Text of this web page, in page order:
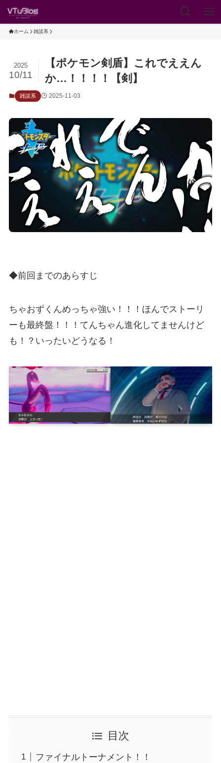
ホーム 雑談系
【ポケモン剣盾】これでええん
か…！！！！【剣】
2025
10/11
雑談系 2025-11-03
◆前回までのあらすじ
ちゃおずくんめっちゃ強い！！！ほんでストーリ
ーも最終盤！！！てんちゃん進化してませんけど
も！？いったいどうなる！
目次
ファイナルトーナメント！！